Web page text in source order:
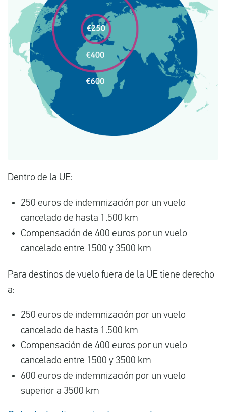
Dentro de la UE:
250 euros de indemnización por un vuelo
cancelado de hasta 1.500 km
Compensación de 400 euros por un vuelo
cancelado entre 1500 y 3500 km
Para destinos de vuelo fuera de la UE tiene derecho
a:
250 euros de indemnización por un vuelo
cancelado de hasta 1.500 km
Compensación de 400 euros por un vuelo
cancelado entre 1500 y 3500 km
600 euros de indemnización por un vuelo
superior a 3500 km